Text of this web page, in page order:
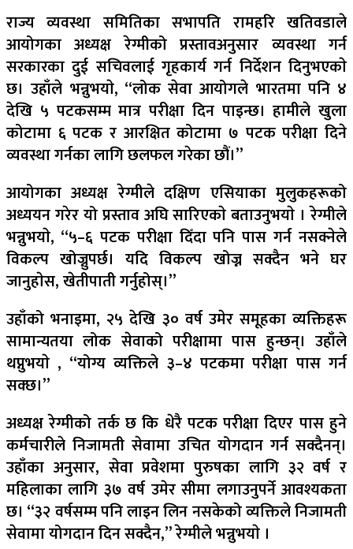
राज्य व्यवस्था समितिका सभापति रामहरि खतिवडाले
आयोगका अध्यक्ष रेग्मीको प्रस्तावअनुसार व्यवस्था गर्न
सरकारका दुई सचिवलाई गृहकार्य गर्न निर्देशन दिनुभएकाे
छ। उहाँले भन्नुभयाे, “लोक सेवा आयोगले भारतमा पनि ४
देखि ५ पटकसम्म मात्र परीक्षा दिन पाइन्छ। हामीले खुला
कोटामा ६ पटक र आरक्षित कोटामा ७ पटक परीक्षा दिने
व्यवस्था गर्नका लागि छलफल गरेका छौं।”
आयोगका अध्यक्ष रेग्मीले दक्षिण एसियाका मुलुकहरूको
अध्ययन गरेर यो प्रस्ताव अघि सारिएकाे बताउनुभयाे । रेग्मीले
भन्नुभयाे, “५–६ पटक परीक्षा दिँदा पनि पास गर्न नसक्नेले
विकल्प खोज्नुपर्छ। यदि विकल्प खोज्न सक्दैन भने घर
जानुहाेस, खेतीपाती गर्नुहोस्।”
उहाँको भनाइमा, २५ देखि ३० वर्ष उमेर समूहका व्यक्तिहरू
सामान्यतया लोक सेवाको परीक्षामा पास हुन्छन्। उहाँले
थप्नुभयाे , “योग्य व्यक्तिले ३–४ पटकमा परीक्षा पास गर्न
सक्छ।”
अध्यक्ष रेग्मीको तर्क छ कि धेरै पटक परीक्षा दिएर पास हुने
कर्मचारीले निजामती सेवामा उचित योगदान गर्न सक्दैनन्।
उहाँका अनुसार, सेवा प्रवेशमा पुरुषका लागि ३२ वर्ष र
महिलाका लागि ३७ वर्ष उमेर सीमा लगाउनुपर्ने आवश्यकता
छ। “३२ वर्षसम्म पनि लाइन लिन नसकेको व्यक्तिले निजामती
सेवामा योगदान दिन सक्दैन,” रेग्मीले भन्नुभयाे ।